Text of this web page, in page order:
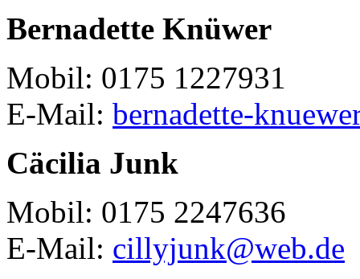
Bernadette Knüwer
Mobil: 0175 1227931
E-Mail: bernadette-
Cäcilia Junk
Mobil: 0175 2247636
E-Mail: cillyjunk@web.de